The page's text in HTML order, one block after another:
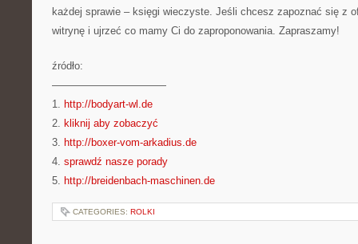
każdej sprawie – księgi wieczyste. Jeśli chcesz zapoznać się z
witrynę i ujrzeć co mamy Ci do zaproponowania. Zapraszamy!
źródło:
———————————
1. http://bodyart-wl.de
2. kliknij aby zobaczyć
3. http://boxer-vom-arkadius.de
4. sprawdź nasze porady
5. http://breidenbach-maschinen.de
CATEGORIES: ROLKI